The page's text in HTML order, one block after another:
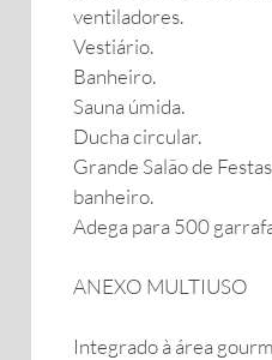
ventiladores.
Vestiário.
Banheiro.
Sauna úmida.
Ducha circular.
Grande Salão de
banheiro.
Adega para 500
ANEXO MULTIUSO
Integrado à área